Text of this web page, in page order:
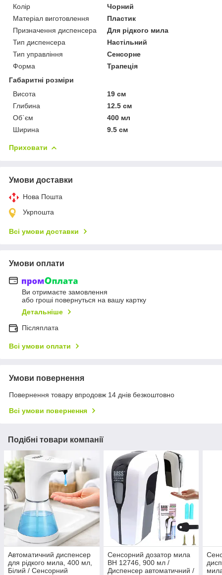
Колір
Чорний
Матеріал виготовлення
Пластик
Призначення диспенсера
Для рідкого мила
Тип диспенсера
Настільний
Тип управління
Сенсорне
Форма
Трапеція
Габаритні розміри
Висота
19 см
Глибина
12.5 см
Об`єм
400 мл
Ширина
9.5 см
Приховати
Умови доставки
Нова Пошта
Укрпошта
Всі умови доставки
Умови оплати
Ви отримаєте замовлення
або гроші повернуться на вашу картку
Детальніше
Післяплата
Всі умови оплати
Умови повернення
Повернення товару впродовж 14 днів безкоштовно
Всі умови повернення
Подібні товари компанії
Автоматичний диспенсер
для рідкого мила, 400 мл,
Білий / Сенсорний
Сенсорний дозатор мила
BH 12746, 900 мл /
Диспенсер автоматичний /